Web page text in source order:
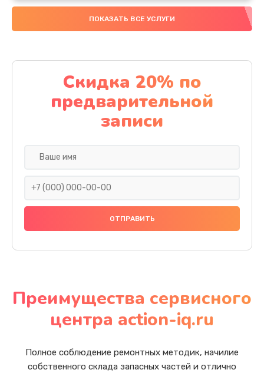
ПОКАЗАТЬ ВСЕ УСЛУГИ
Скидка 20% по
предварительной
записи
Преимущества сервисного
центра action-iq.ru
Полное соблюдение ремонтных методик, начилие
собственного склада запасных частей и отлично